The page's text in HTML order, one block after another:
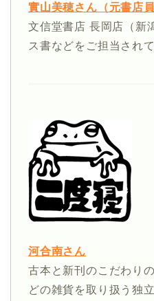
實山美穂さん（元書店員
文信堂書店 長岡店（新
ス書などをご担当され
河合南さん
古本と新刊のこだわり
どの雑貨を取り扱う独